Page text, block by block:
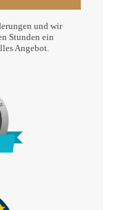
und wir
Stunden ein
Angebot.